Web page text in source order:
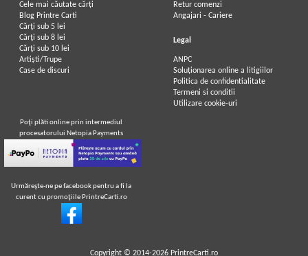
Cele mai căutate cărți
Blog Printre Carti
Cărţi sub 5 lei
Cărţi sub 8 lei
Cărţi sub 10 lei
Artiști/Trupe
Case de discuri
Retur comenzi
Angajari - Cariere
Legal
ANPC
Soluționarea online a litigiilor
Politica de confidentialitate
Termeni si conditii
Utilizare cookie-uri
Poţi plăti online prin intermediul
procesatorului Netopia Payments
Urmăreşte-ne pe facebook pentru a fi la
curent cu promoţiile PrintreCarti.ro
Copyright © 2014-2026 PrintreCarti.ro